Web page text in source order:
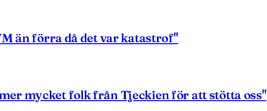
än förra då det var katastrof"
mycket folk från Tjeckien för att stötta oss"